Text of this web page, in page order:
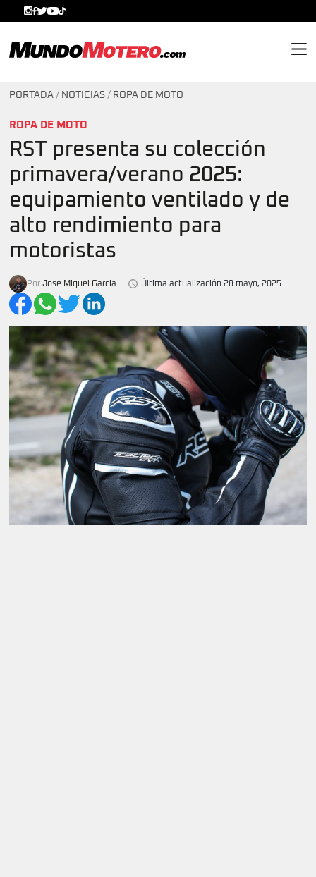
PORTADA / NOTICIAS / ROPA DE MOTO
ROPA DE MOTO
RST presenta su colección
primavera/verano 2025:
equipamiento ventilado y de
alto rendimiento para
motoristas
Por Jose Miguel Garcia Última actualización 28 mayo, 2025